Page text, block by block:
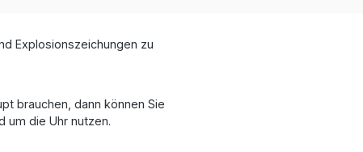
Explosionszeichungen zu
brauchen, dann können Sie
um die Uhr nutzen.